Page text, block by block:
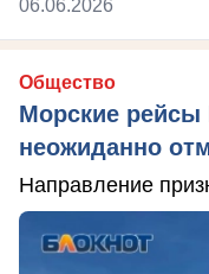
06.06.2026
Общество
Морские
неожиданно
Направление